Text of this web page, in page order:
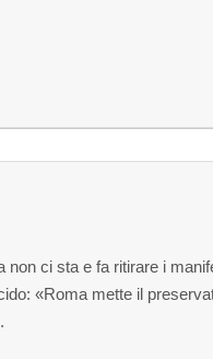
ci sta e fa ritirare i
«Roma mette il